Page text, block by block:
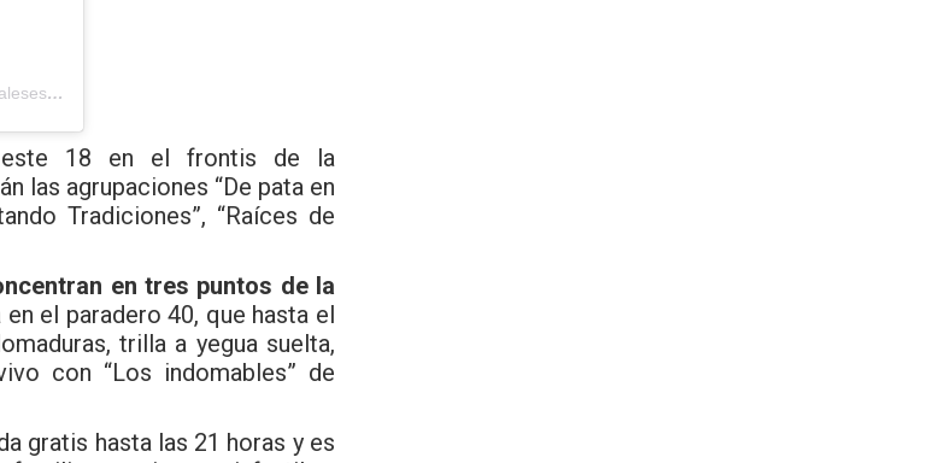
Una publicación compartida por Daniel Morales Espíndola (@danielmoralesespindola)
este 18 en el frontis de la
las agrupaciones “De pata en
Tradiciones”, “Raíces de
en tres puntos de la
en el paradero 40, que hasta el
trilla a yegua suelta,
con “Los indomables” de
gratis hasta las 21 horas y es